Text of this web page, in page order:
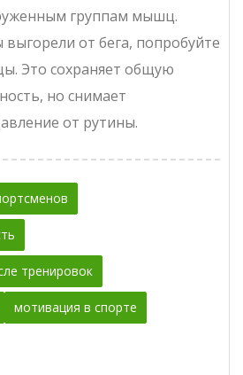
группам мышц.
от бега, попробуйте
Это сохраняет общую
но снимает
от рутины.
тренировок
мотивация в спорте